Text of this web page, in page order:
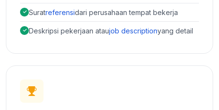
Suratreferensidari perusahaan tempat bekerja
Deskripsi pekerjaan ataujob descriptionyang detail